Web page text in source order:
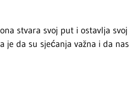
stvara svoj put i ostavlja svoj
je da su sjećanja važna i da nas